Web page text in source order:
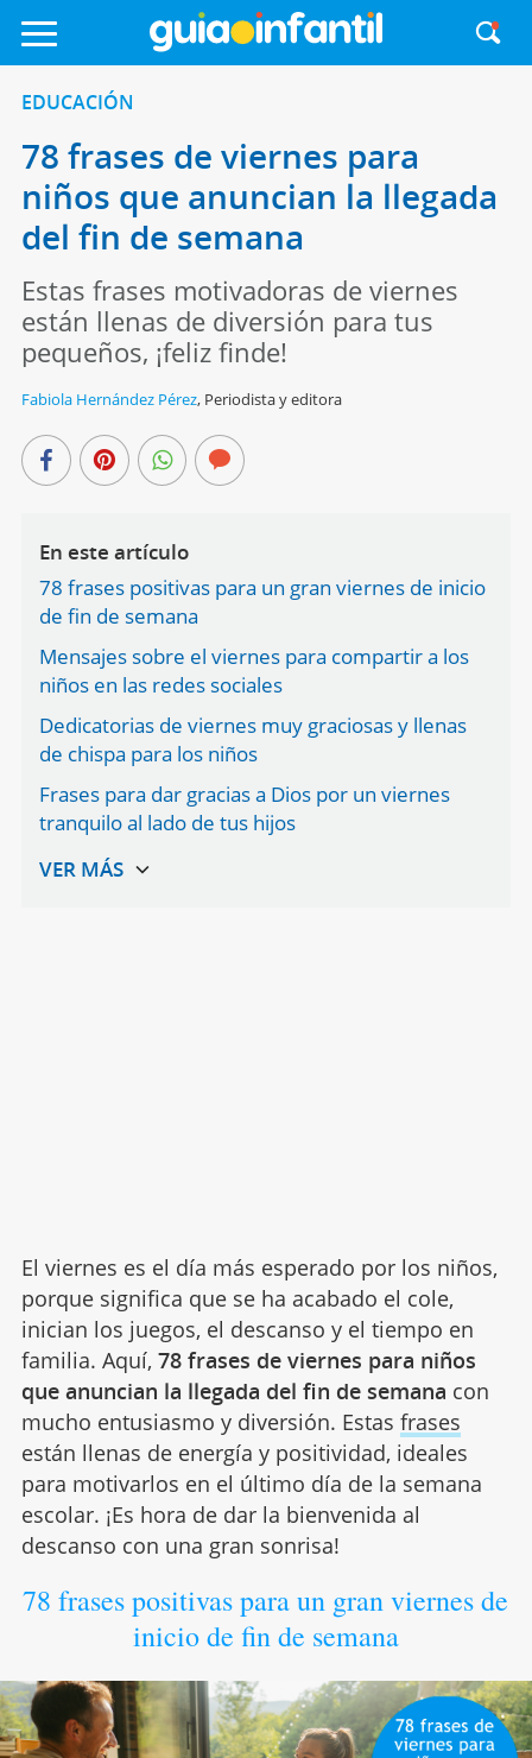
EDUCACIÓN
78 frases de viernes para
niños que anuncian la llegada
del fin de semana
Estas frases motivadoras de viernes
están llenas de diversión para tus
pequeños, ¡feliz finde!
Fabiola Hernández Pérez, Periodista y editora
En este artículo
78 frases positivas para un gran viernes de inicio
de fin de semana
Mensajes sobre el viernes para compartir a los
niños en las redes sociales
Dedicatorias de viernes muy graciosas y llenas
de chispa para los niños
Frases para dar gracias a Dios por un viernes
tranquilo al lado de tus hijos
El viernes es el día más esperado por los niños,
porque significa que se ha acabado el cole,
inician los juegos, el descanso y el tiempo en
familia. Aquí, 78 frases de viernes para niños
que anuncian la llegada del fin de semana con
mucho entusiasmo y diversión. Estas frases
están llenas de energía y positividad, ideales
para motivarlos en el último día de la semana
escolar. ¡Es hora de dar la bienvenida al
descanso con una gran sonrisa!
78 frases positivas para un gran viernes de
inicio de fin de semana